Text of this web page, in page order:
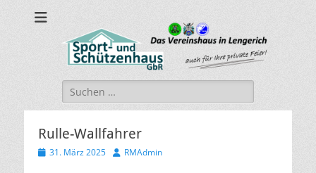
sport-und-
schuetzenhaus.de
Sport- und Schützenhaus GbR
Suche
nach:
Rulle-Wallfahrer
Veröffentlicht
31. März 2025 AutorRMAdmin